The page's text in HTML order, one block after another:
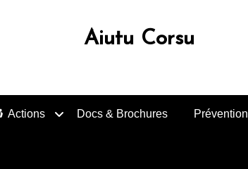
Aiutu Corsu
Actions Docs & Brochures Prévention